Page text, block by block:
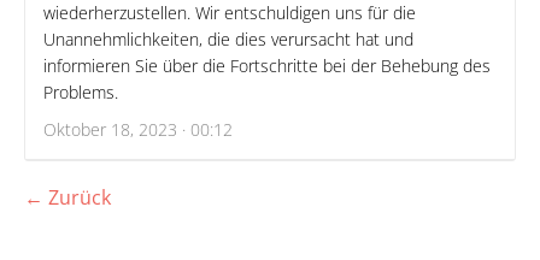
wiederherzustellen. Wir entschuldigen uns für die
Unannehmlichkeiten, die dies verursacht hat und
informieren Sie über die Fortschritte bei der Behebung des
Problems.
Oktober 18, 2023 · 00:12
← Zurück